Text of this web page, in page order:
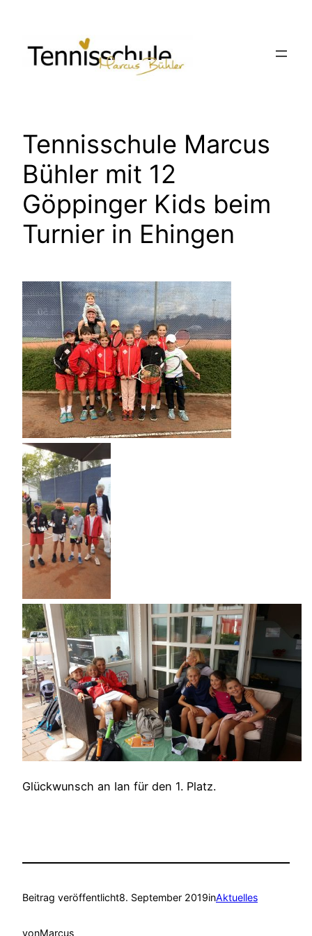
springen
Tennisschule Marcus
Bühler mit 12
Göppinger Kids beim
Turnier in Ehingen
Glückwunsch an Ian für den 1. Platz.
Beitrag veröffentlicht8. September 2019inAktuelles
vonMarcus